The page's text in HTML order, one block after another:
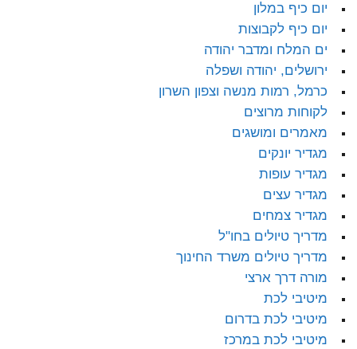
יום כיף במלון
יום כיף לקבוצות
ים המלח ומדבר יהודה
ירושלים, יהודה ושפלה
כרמל, רמות מנשה וצפון השרון
לקוחות מרוצים
מאמרים ומושגים
מגדיר יונקים
מגדיר עופות
מגדיר עצים
מגדיר צמחים
מדריך טיולים בחו"ל
מדריך טיולים משרד החינוך
מורה דרך ארצי
מיטיבי לכת
מיטיבי לכת בדרום
מיטיבי לכת במרכז